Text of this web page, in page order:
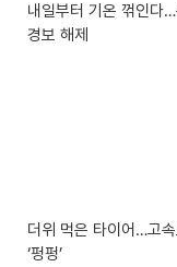
내일부터 기온 꺾인다
경보 해제
더위 먹은 타이어…고속
‘펑펑’